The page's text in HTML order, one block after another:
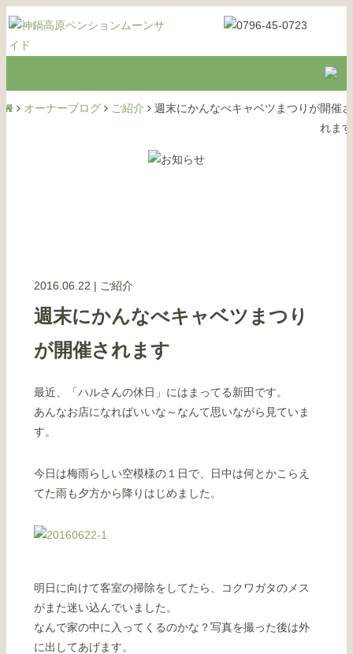
オーナーブログ ご紹介
週末にかんなべキャベツまつりが開催さ
れます
2016.06.22 | ご紹介
週末にかんなべキャベツまつり
が開催されます
最近、「ハルさんの休日」にはまってる新田です。
あんなお店になればいいな～なんて思いながら見ていま
す。
今日は梅雨らしい空模様の１日で、日中は何とかこらえ
てた雨も夕方から降りはじめました。
明日に向けて客室の掃除をしてたら、コクワガタのメス
がまた迷い込んでいました。
なんで家の中に入ってくるのかな？写真を撮った後は外
に出してあげます。